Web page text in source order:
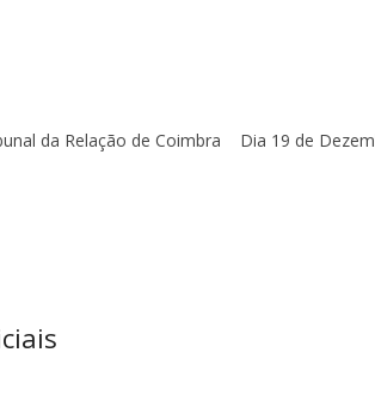
da Relação de Coimbra Dia 19 de